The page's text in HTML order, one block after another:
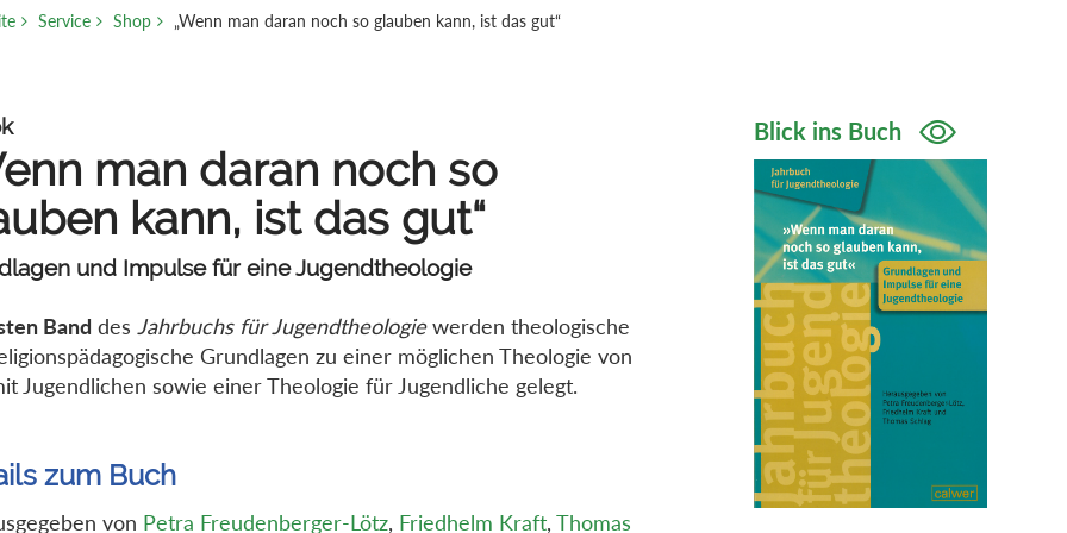
Service Shop „Wenn man daran noch so glauben kann, ist das gut“
man daran noch so
kann, ist das gut“
und Impulse für eine Jugendtheologie
Band desJahrbuchs für Jugendtheologiewerden theologische
Grundlagen zu einer möglichen Theologie von
Jugendlichen sowie einer Theologie für Jugendliche gelegt.
zum Buch
von Petra Freudenberger-Lötz, Friedhelm Kraft,Thomas
Blick ins Buch